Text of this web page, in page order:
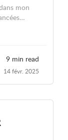
mon
9 min read
14 févr. 2025